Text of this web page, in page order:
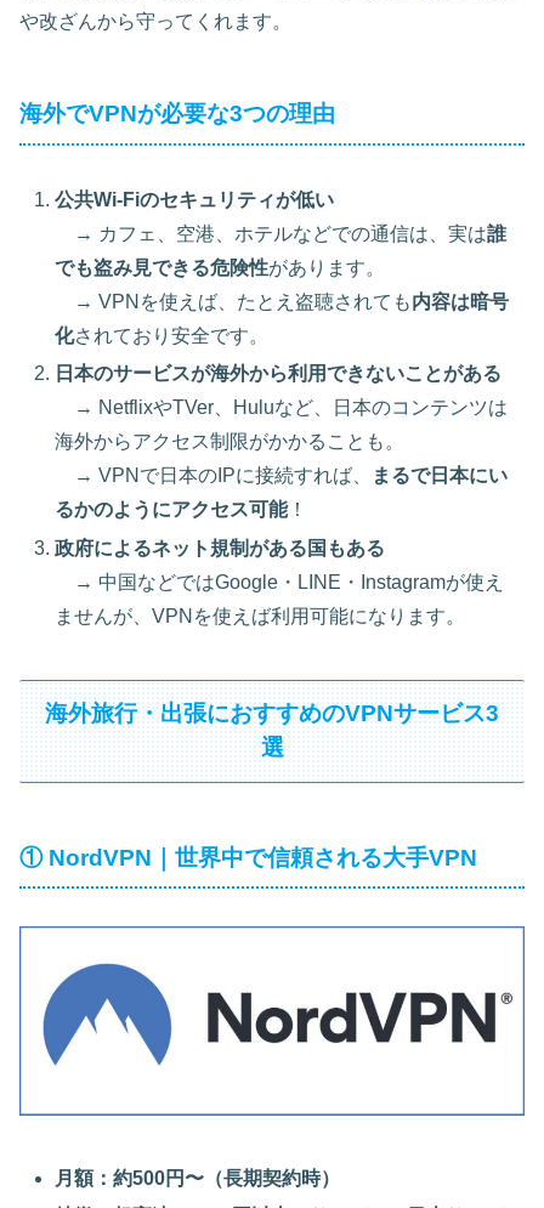
や改ざんから守ってくれます。
海外でVPNが必要な3つの理由
公共Wi-Fiのセキュリティが低い
→ カフェ、空港、ホテルなどでの通信は、実は誰
でも盗み見できる危険性があります。
→ VPNを使えば、たとえ盗聴されても内容は暗号
化されており安全です。
日本のサービスが海外から利用できないことがある
→ NetflixやTVer、Huluなど、日本のコンテンツは
海外からアクセス制限がかかることも。
→ VPNで日本のIPに接続すれば、
まるで日本にい
るかのようにアクセス可能！
政府によるネット規制がある国もある
→ 中国などではGoogle・LINE・Instagramが使え
ませんが、VPNを使えば利用可能になります。
海外旅行・出張におすすめのVPNサービス3
選
① NordVPN｜世界中で信頼される大手VPN
月額：約500円〜（長期契約時）